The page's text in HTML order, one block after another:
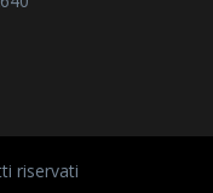
riservati